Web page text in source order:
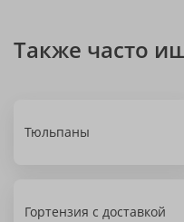
Также часто
Тюльпаны
Гортензия с доставкой